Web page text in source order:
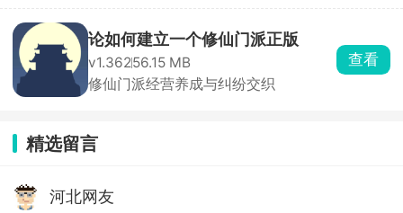
论如何建立一个修仙门派正版
v1.36256.15 MB
修仙门派经营养成与纠纷交织
查看
精选留言
河北网友